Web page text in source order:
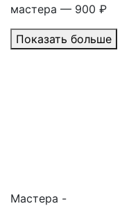
мастера — 900 ₽
Показать больше
Мастера -